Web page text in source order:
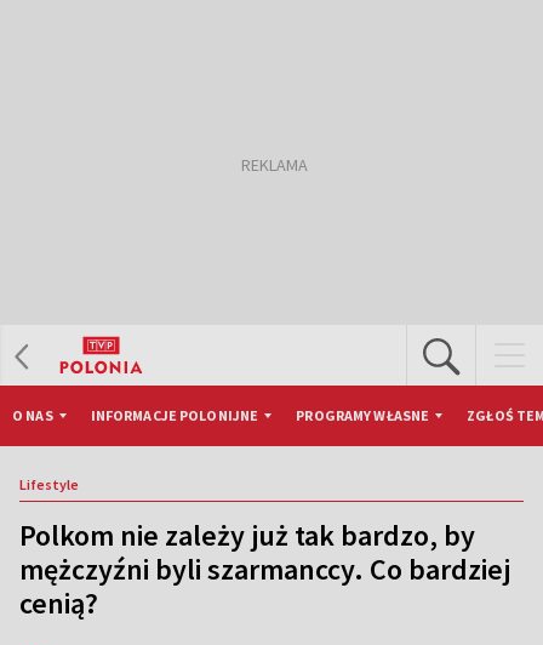
O NAS INFORMACJE POLONIJNE PROGRAMY WŁASNE ZGŁOŚ
Lifestyle
Polkom nie zależy już tak bardzo, by
mężczyźni byli szarmanccy. Co bardziej
cenią?